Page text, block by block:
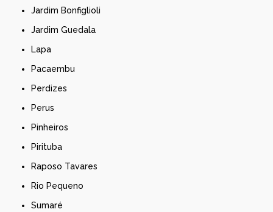
Jardim Bonfiglioli
Jardim Guedala
Lapa
Pacaembu
Perdizes
Perus
Pinheiros
Pirituba
Raposo Tavares
Rio Pequeno
Sumaré